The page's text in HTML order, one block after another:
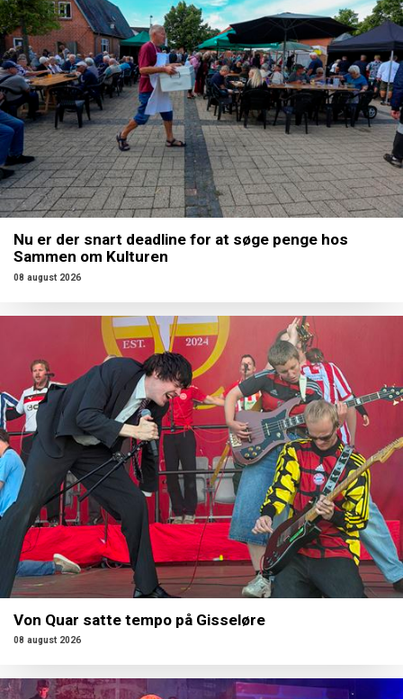
Nu er der snart deadline for at søge penge hos
Sammen om Kulturen
08 august 2026
Von Quar satte tempo på Gisseløre
08 august 2026